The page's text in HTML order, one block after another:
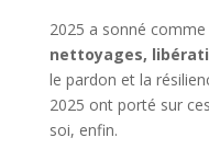
2025 a sonné
nettoyages,
le pardon et la
2025 ont porté sur
soi, enfin.